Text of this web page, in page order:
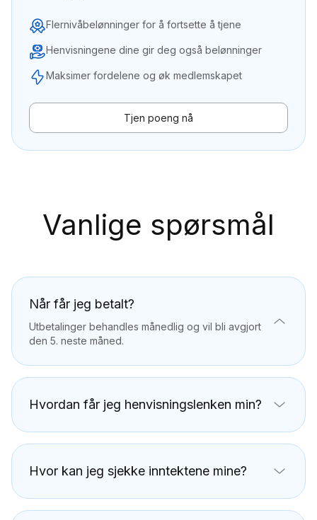
Flernivåbelønninger for å fortsette å tjene
Henvisningene dine gir deg også belønninger
Maksimer fordelene og øk medlemskapet
Tjen poeng nå
Vanlige spørsmål
Når får jeg betalt?
Utbetalinger behandles månedlig og vil bli avgjort
den 5. neste måned.
Hvordan får jeg henvisningslenken min?
henvisningsdashbordet ditt når kontoen din er
Hvor kan jeg sjekke inntektene mine?
direkte i dashbordet ditt.